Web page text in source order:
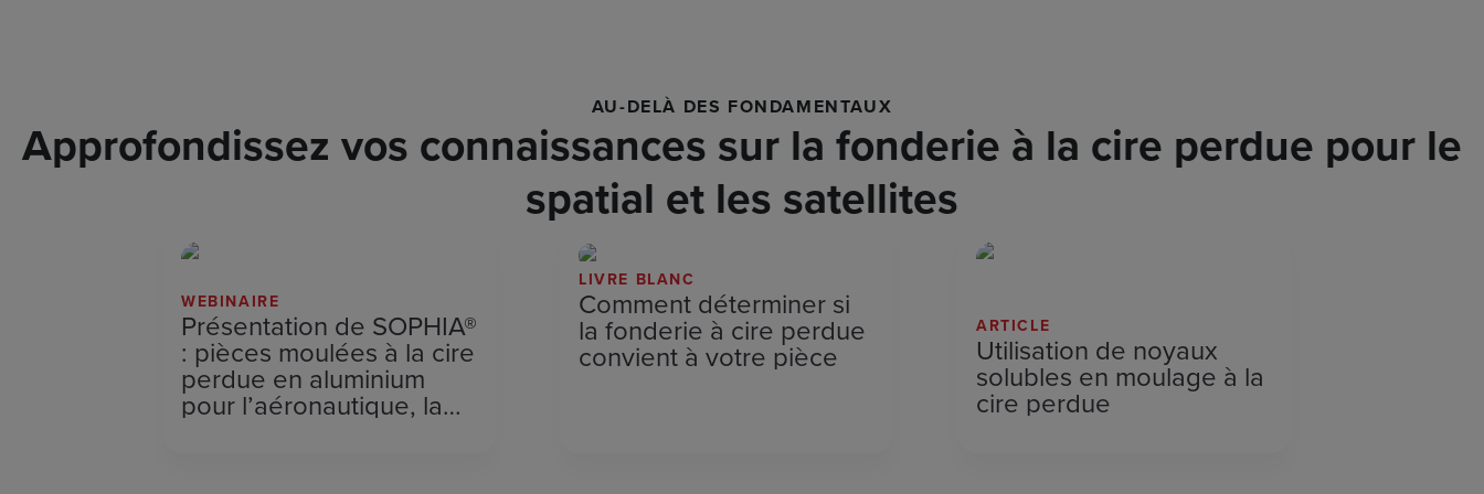
AU-DELÀ DES FONDAMENTAUX
Approfondissez vos connaissances sur la fonderie à la cire perdue pour le
spatial et les satellites
WEBINAIRE
Présentation de SOPHIA®
: pièces moulées à la cire
perdue en aluminium
pour l’aéronautique, la
LIVRE BLANC
Comment déterminer si
la fonderie à cire perdue
convient à votre pièce
ARTICLE
Utilisation de noyaux
solubles en moulage à la
cire perdue